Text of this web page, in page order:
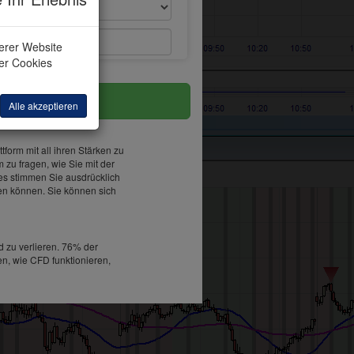
Captcha
mit all ihren Stärken zu
zu fragen, wie Sie mit der
stimmen Sie ausdrücklich
können. Sie können sich
zu verlieren. 76% der
wie CFD funktionieren,
Website
Cookies
Alle akzeptieren